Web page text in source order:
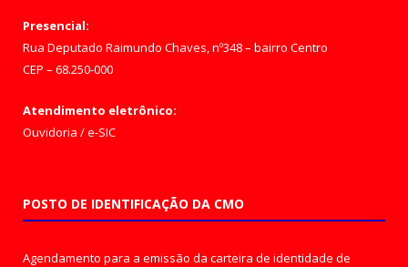
Presencial:
Rua Deputado Raimundo Chaves, nº348 – bairro Centro
CEP – 68.250-000
Atendimento eletrônico:
Ouvidoria /e-SIC
POSTO DE IDENTIFICAÇÃO DA CMO
Agendamento para a emissão da carteira de identidade de